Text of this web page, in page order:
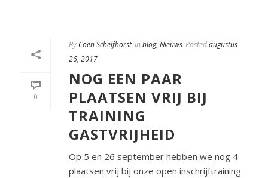
0
By Coen Schelfhorst In blog, Nieuws Postedaugustus
26, 2017
NOG EEN PAAR
PLAATSEN VRIJ BIJ
TRAINING
GASTVRIJHEID
Op 5 en 26 september hebben we nog 4
plaatsen vrij bij onze open inschrijftraining